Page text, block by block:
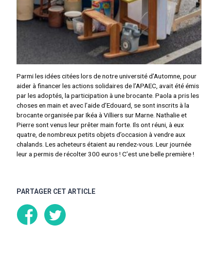
Parmi les idées citées lors de notre université d’Automne, pour
aider à financer les actions solidaires de l’APAEC, avait été émis
par les adoptés, la participation à une brocante. Paola a pris les
choses en main et avec l’aide d’Edouard, se sont inscrits à la
brocante organisée par Ikéa à Villiers sur Marne. Nathalie et
Pierre sont venus leur prêter main forte. Ils ont réuni, à eux
quatre, de nombreux petits objets d’occasion à vendre aux
chalands. Les acheteurs étaient au rendez-vous. Leur journée
leur a permis de récolter 300 euros ! C’est une belle première !
PARTAGER CET ARTICLE